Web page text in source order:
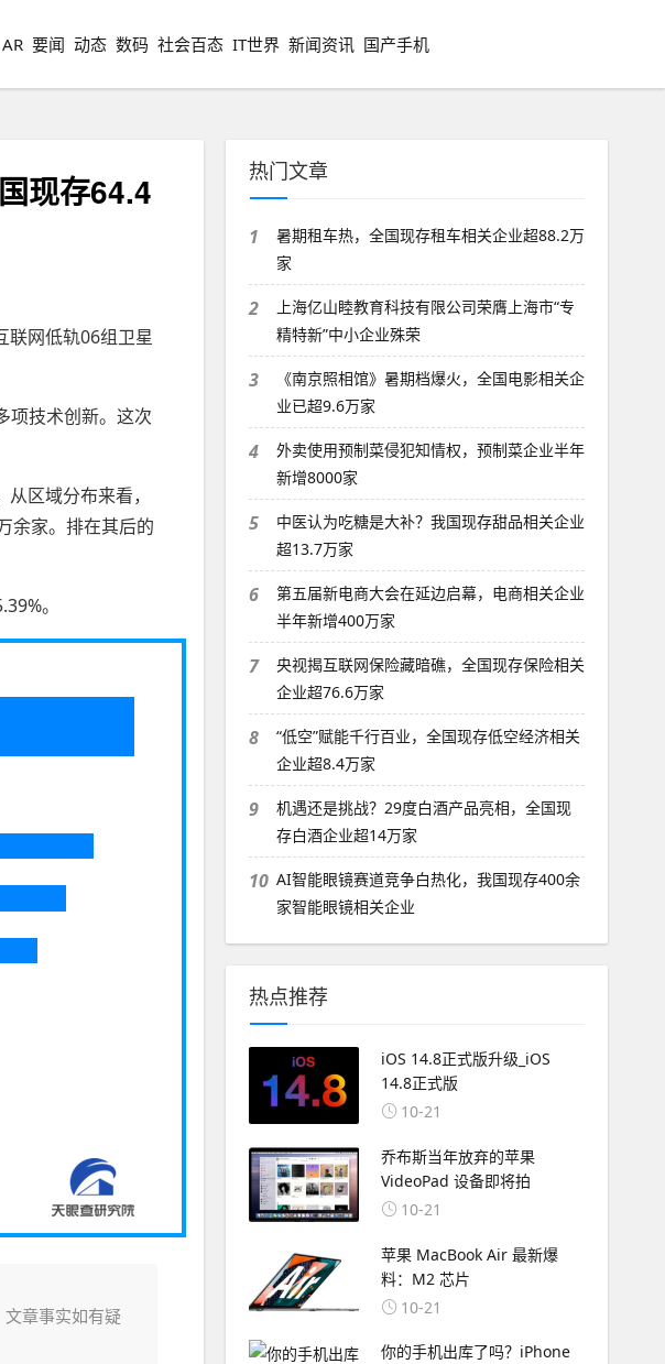
AR 要闻 动态 数码 社会百态 IT世界 新闻资讯 国产手机
现存64.4
联网低轨06组卫星
项技术创新。这次
区域分布来看，
余家。排在其后的
。
章事实如有疑
热门文章
1
暑期租车热，全国现存租车相关企业超88.2万
家
2
上海亿山睦教育科技有限公司荣膺上海市“专
精特新”中小企业殊荣
3
《南京照相馆》暑期档爆火，全国电影相关企
业已超9.6万家
4
外卖使用预制菜侵犯知情权，预制菜企业半年
新增8000家
5
中医认为吃糖是大补？我国现存甜品相关企业
超13.7万家
6
第五届新电商大会在延边启幕，电商相关企业
半年新增400万家
7
央视揭互联网保险藏暗礁，全国现存保险相关
企业超76.6万家
8
“低空”赋能千行百业，全国现存低空经济相关
企业超8.4万家
9
机遇还是挑战？29度白酒产品亮相，全国现
存白酒企业超14万家
10 AI智能眼镜赛道竞争白热化，我国现存400余
家智能眼镜相关企业
热点推荐
iOS 14.8正式版升级_iOS
14.8正式版
10-21
乔布斯当年放弃的苹果
VideoPad 设备即将拍
10-21
苹果 MacBook Air 最新爆
料：M2 芯片
10-21
你的手机出库了吗？iPhone